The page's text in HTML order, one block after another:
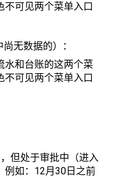
可见两个菜单入口
无数据的）：
水和台账的这两个菜
可见两个菜单入口
但处于审批中（进入
例如：12月30日之前